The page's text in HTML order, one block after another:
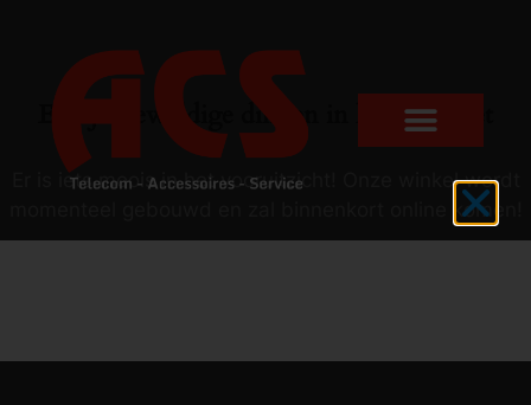
Er zijn geweldige dingen in het verschiet
Er is iets moois in het vooruitzicht! Onze winkel wordt
momenteel gebouwd en zal binnenkort online komen!